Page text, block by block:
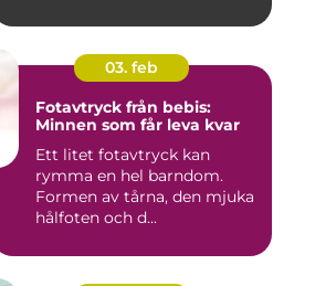
03. feb
Fotavtryck från bebis:
Minnen som får leva kvar
Ett litet fotavtryck kan
rymma en hel barndom.
Formen av tårna, den mjuka
hålfoten och d...